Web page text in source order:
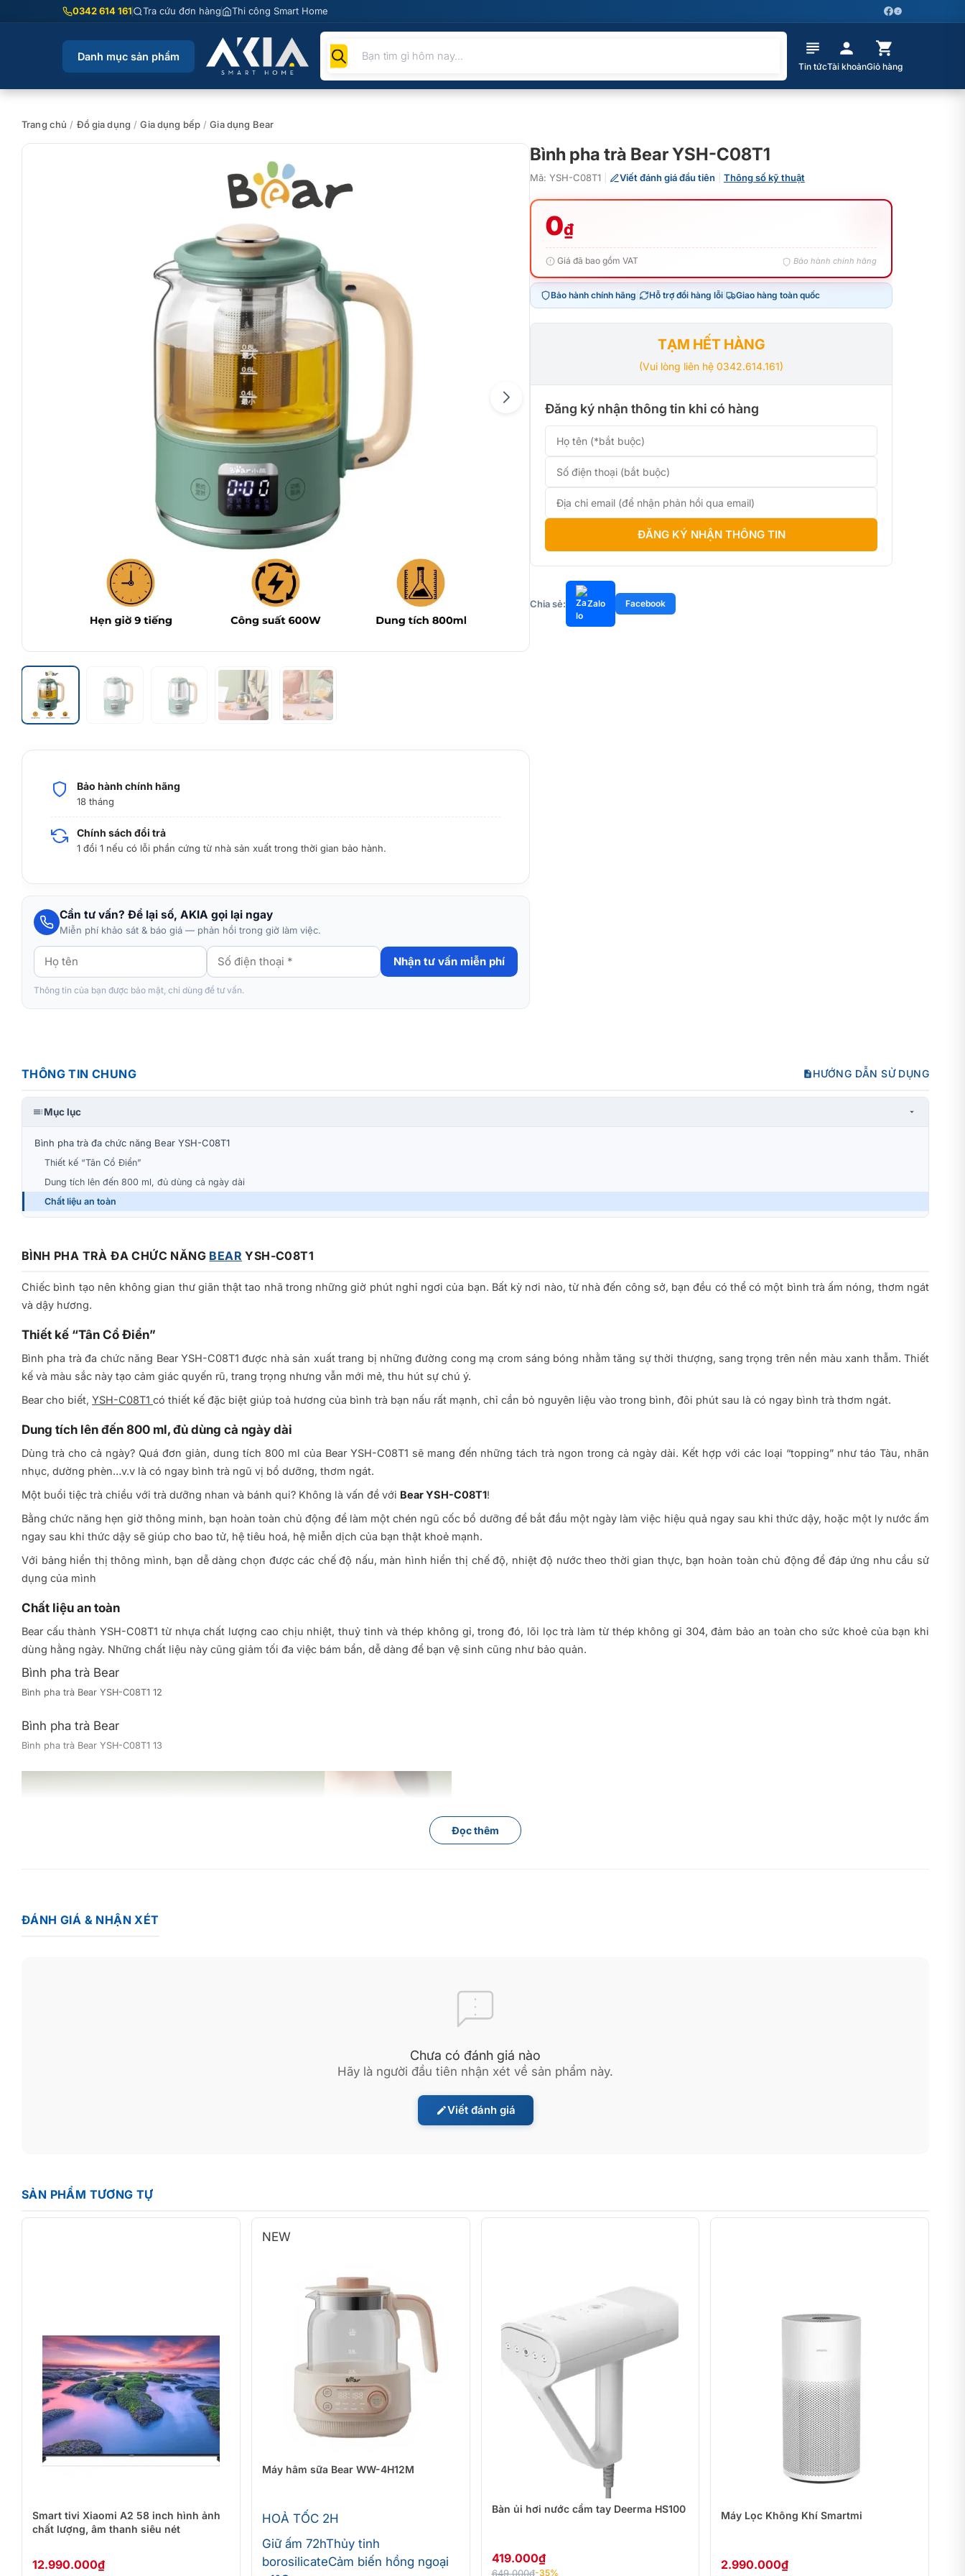
0342 614 161 Tra cứu đơn hàng Thi công Smart Home Z
Danh mục sản phẩm
Tìm
kiếm
sản
phẩm
Tin tứcTài khoảnGiỏ hàng
Trang chủ / Đồ gia dụng /Gia dụng bếp/Gia dụng Bear
Bảo hành chính hãng
18 tháng
Chính sách đổi trả
1 đổi 1 nếu có lỗi phần cứng từ nhà sản xuất trong thời gian bảo hành.
Cần tư vấn? Để lại số, AKIA gọi lại ngay
Miễn phí khảo sát & báo giá — phản hồi trong giờ làm việc.
Nhận tư vấn miễn phí
Thông tin của bạn được bảo mật, chỉ dùng để tư vấn.
Bình pha trà Bear YSH-C08T1
Mã: YSH-C08T1 Viết đánh giá đầu tiên Thông số kỹ thuật
0₫
Giá đã bao gồm VAT Bảo hành chính hãng
Bảo hành chính hãng Hỗ trợ đổi hàng lỗi| Giao hàng toàn quốc
TẠM HẾT HÀNG
(Vui lòng liên hệ 0342.614.161)
Đăng ký nhận thông tin khi có hàng
ĐĂNG KÝ NHẬN THÔNG TIN
Chia sẻ: Zalo Facebook
THÔNG TIN CHUNG HƯỚNG DẪN SỬ DỤNG
Mục lục
Bình pha trà đa chức năng Bear YSH-C08T1
Thiết kế “Tân Cổ Điển”
Dung tích lên đến 800 ml, đủ dùng cả ngày dài
Chất liệu an toàn
BÌNH PHA TRÀ ĐA CHỨC NĂNG BEAR YSH-C08T1
Chiếc bình tạo nên không gian thư giãn thật tao nhã trong những giờ phút nghỉ ngơi của bạn. Bất kỳ nơi nào, từ nhà đến công sở, bạn đều có thể có một bình trà ấm nóng, thơm ngát
và dậy hương.
Thiết kế “Tân Cổ Điển”
Bình pha trà đa chức năng Bear YSH-C08T1 được nhà sản xuất trang bị những đường cong mạ crom sáng bóng nhằm tăng sự thời thượng, sang trọng trên nền màu xanh thẫm. Thiết
kế và màu sắc này tạo cảm giác quyến rũ, trang trọng nhưng vẫn mới mẻ, thu hút sự chú ý.
Bear cho biết, YSH-C08T1 có thiết kế đặc biệt giúp toả hương của bình trà bạn nấu rất mạnh, chỉ cần bỏ nguyên liệu vào trong bình, đôi phút sau là có ngay bình trà thơm ngát.
Dung tích lên đến 800 ml, đủ dùng cả ngày dài
Dùng trà cho cả ngày? Quá đơn giản, dung tích 800 ml của Bear YSH-C08T1 sẽ mang đến những tách trà ngon trong cả ngày dài. Kết hợp với các loại “topping” như táo Tàu, nhãn
nhục, dường phèn…v.v là có ngay bình trà ngũ vị bổ dưỡng, thơm ngát.
Một buổi tiệc trà chiều với trà dưỡng nhan và bánh qui? Không là vấn đề với Bear YSH-C08T1!
Bằng chức năng hẹn giờ thông minh, bạn hoàn toàn chủ động để làm một chén ngũ cốc bổ dưỡng để bắt đầu một ngày làm việc hiệu quả ngay sau khi thức dậy, hoặc một ly nước ấm
ngay sau khi thức dậy sẽ giúp cho bao tử, hệ tiêu hoá, hệ miễn dịch của bạn thật khoẻ mạnh.
Với bảng hiển thị thông mình, bạn dễ dàng chọn được các chế độ nấu, màn hình hiển thị chế độ, nhiệt độ nước theo thời gian thực, bạn hoàn toàn chủ động để đáp ứng nhu cầu sử
dụng của mình
Chất liệu an toàn
Bear cấu thành YSH-C08T1 từ nhựa chất lượng cao chịu nhiệt, thuỷ tinh và thép không gỉ, trong đó, lõi lọc trà làm từ thép không gỉ 304, đảm bảo an toàn cho sức khoẻ của bạn khi
dùng hằng ngày. Những chất liệu này cũng giảm tối đa việc bám bẩn, dễ dàng để bạn vệ sinh cũng như bảo quản.
Bình pha trà Bear
Bình pha trà Bear YSH-C08T1 12
Bình pha trà Bear
Bình pha trà Bear YSH-C08T1 13
Đọc thêm
ĐÁNH GIÁ & NHẬN XÉT
Chưa có đánh giá nào
Hãy là người đầu tiên nhận xét về sản phẩm này.
Viết đánh giá
SẢN PHẨM TƯƠNG TỰ
Smart tivi Xiaomi A2 58 inch hình ảnh
chất lượng, âm thanh siêu nét
12.990.000₫
NEW
Máy hâm sữa Bear WW-4H12M
HOẢ TỐC 2H
Giữ ấm 72hThủy tinh
borosilicateCảm biến hồng ngoại
Bàn ủi hơi nước cầm tay Deerma HS100
419.000₫
649.000₫-35%
Máy Lọc Không Khí Smartmi
2.990.000₫